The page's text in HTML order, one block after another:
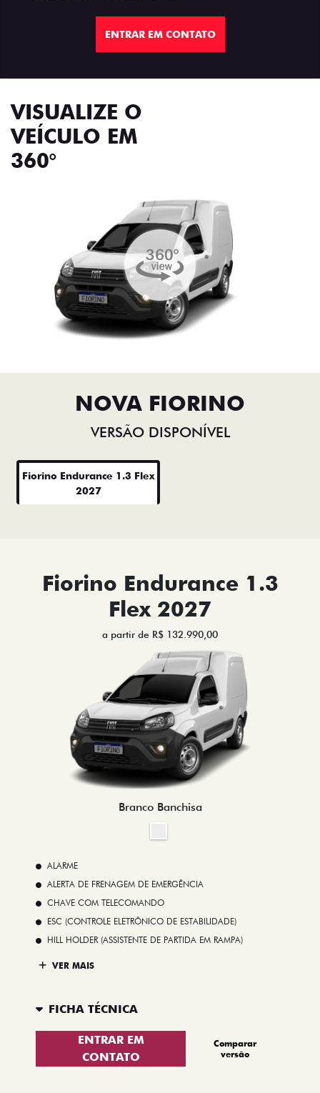
ENTRAR EM CONTATO
VISUALIZE O
VEÍCULO EM
360°
NOVA FIORINO
VERSÃO DISPONÍVEL
Fiorino Endurance 1.3 Flex
2027
Fiorino Endurance 1.3
Flex 2027
a partir de R$ 132.990,00
Branco Banchisa
ALARME
ALERTA DE FRENAGEM DE EMERGÊNCIA
CHAVE COM TELECOMANDO
ESC (CONTROLE ELETRÔNICO DE ESTABILIDADE)
HILL HOLDER (ASSISTENTE DE PARTIDA EM RAMPA)
VER MAIS
FICHA TÉCNICA
ENTRAR EM
CONTATO
Comparar
versão